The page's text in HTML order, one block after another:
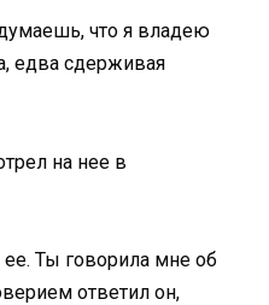
что я владею
едва сдерживая
на нее в
Ты говорила мне об
ответил он,